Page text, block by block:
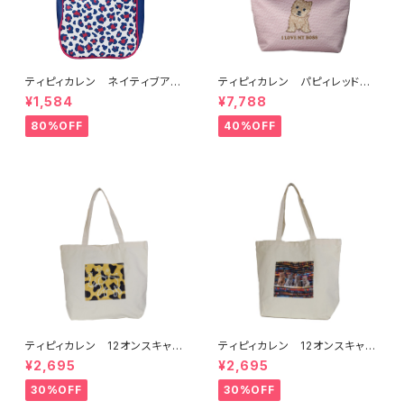
ティピィカレン ネイティブアメ
リカン&レオパード柄ミニショル
ダーバッグ
¥1,584
80%OFF
ティピィカレン パピィレッドテ
リア2WAYハンドバッグ
¥7,788
40%OFF
ティピィカレン 12オンスキャン
バスチーター柄ビッグマイバッグ
¥2,695
30%OFF
ティピィカレン 12オンスキャン
バスネイティブ柄ビッグマイバッ
グ
¥2,695
30%OFF